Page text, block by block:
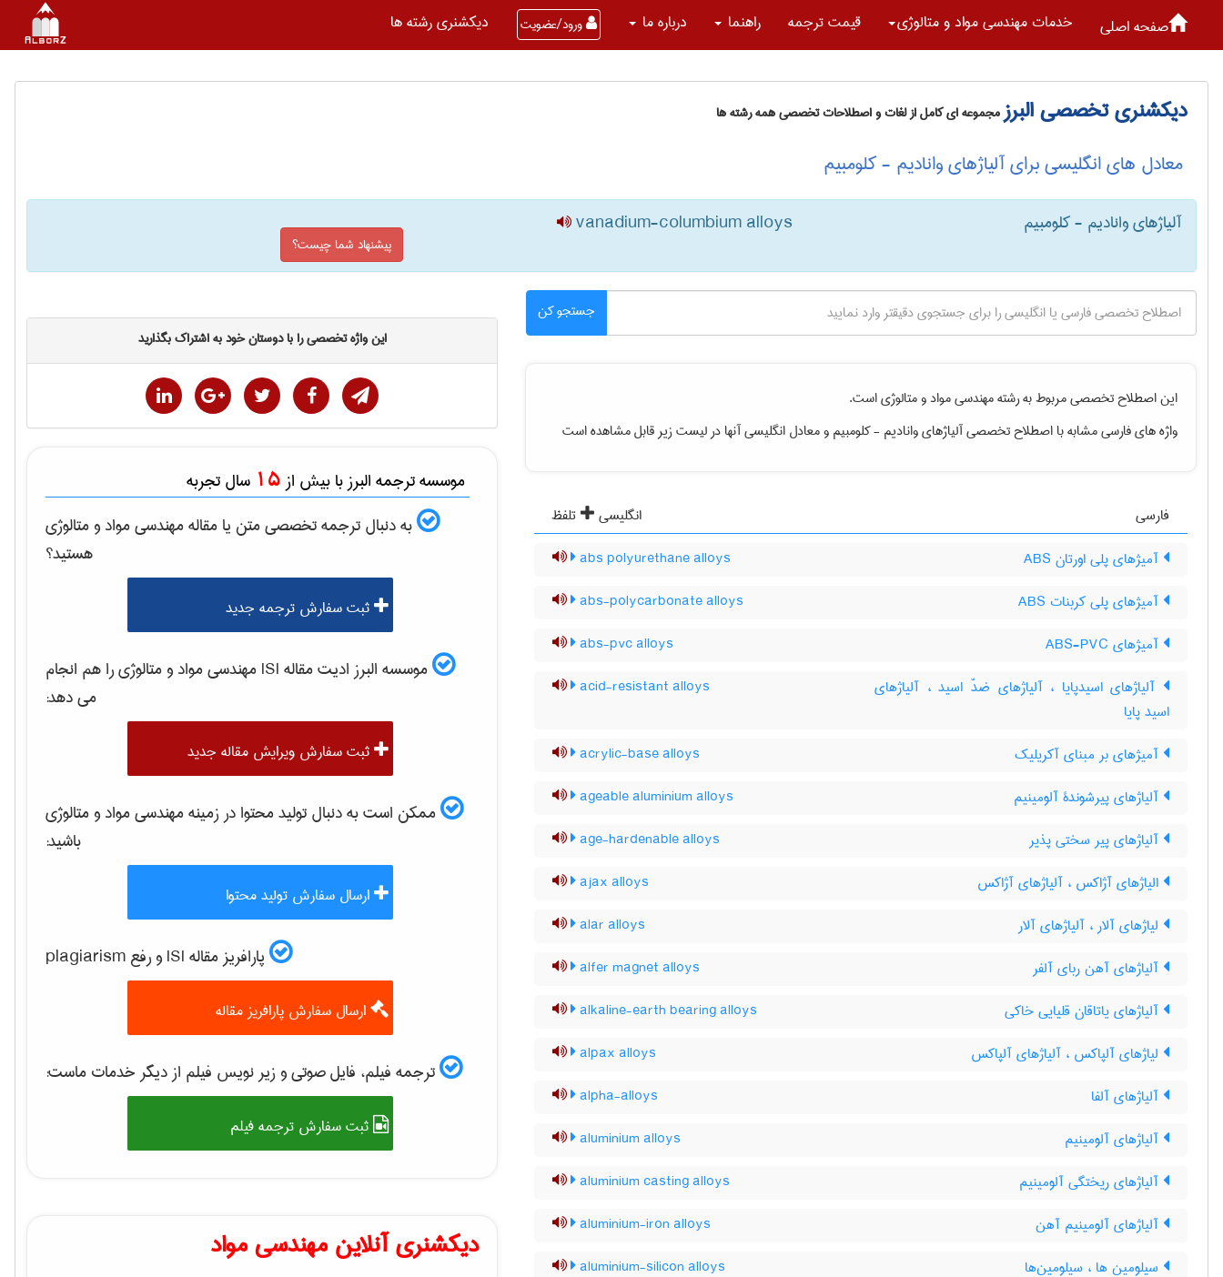
صفحه اصلی خدمات مهندسی مواد و متالوژی قیمت ترجمه راهنما درباره ما ورود/عضویت دیکشنری رشته ها
دیکشنری تخصصی البرزمجموعه ای کامل از لغات و اصطلاحات تخصصی همه رشته ها
معادل های انگلیسی برای آلیاژهای وانادیم - کلومبیم
آلیاژهای وانادیم - کلومبیم vanadium-columbium alloys
پیشنهاد شما چیست؟
جستجو کن
این اصطلاح تخصصی مربوط به رشتهمهندسی مواد و متالوژیاست.
واژه های فارسی مشابه با اصطلاح تخصصیآلیاژهای وانادیم - کلومبیمو معادل انگلیسی آنها در لیست زیر قابل مشاهده است
فارسی انگلیسی
تلفظ
آمیژهای پلی اورتان ABS
abs polyurethane alloys
آمیژهای پلی کربنات ABS abs-polycarbonate alloys
آمیژهای ABS-PVC abs-pvc alloys
آلیاژهای اسیدپایا ، آلیاژهای ضدّ اسید ، آلیاژهای
اسید پایا
acid-resistant alloys
آمیژهای بر مبنای آکریلیک acrylic-base alloys
آلیاژهای پیرشوندۀ آلومینیم ageable aluminium alloys
آلیاژهای پیر سختی پذیر age-hardenable alloys
الیاژهای آژاکس ، آلیاژهای آژاکس ajax alloys
لیاژهای آلار ، آلیاژهای آلار alar alloys
آلیاژهای آهن ربای آلفر alfer magnet alloys
آلیاژهای یاتاقان قلیایی خاکی alkaline-earth bearing alloys
لیاژهای آلپاکس ، آلیاژهای آلپاکس alpax alloys
آلیاژهای آلفا alpha-alloys
آلیاژهای آلومینیم aluminium alloys
آلیاژهای ریختگی آلومینیم aluminium casting alloys
آلیاژهای آلومینیم آهن aluminium-iron alloys
سیلومین ها ، سیلومین‌ها aluminium-silicon alloys
این واژه تخصصی را با دوستان خود به اشتراک بگذارید
موسسه ترجمه البرز با بیش از 15 سال تجربه
به دنبال ترجمه تخصصی متن یا مقالهمهندسی مواد و متالوژی
هستید؟
ثبت سفارش ترجمه جدید
موسسه البرز ادیت مقاله ISI مهندسی مواد و متالوژیرا هم انجام
می دهد:
ثبت سفارش ویرایش مقاله جدید
ممکن است به دنبال تولید محتوا در زمینهمهندسی مواد و متالوژی
باشید:
ارسال سفارش تولید محتوا
پارافریز مقاله ISI و رفع plagiarism
ارسال سفارش پارافریز مقاله
ترجمه فیلم، فایل صوتی و زیر نویس فیلم از دیگر خدمات ماست:
ثبت سفارش ترجمه فیلم
دیکشنری آنلاین مهندسی مواد